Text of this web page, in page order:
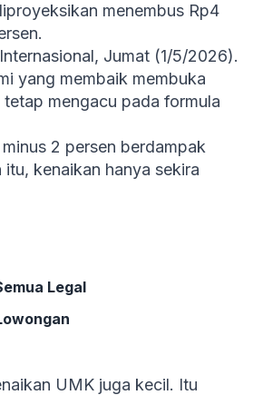
menembus Rp4
Jumat (1/5/2026).
yang membaik membuka
mengacu pada formula
2 persen berdampak
kenaikan hanya sekira
Legal
UMK juga kecil. Itu